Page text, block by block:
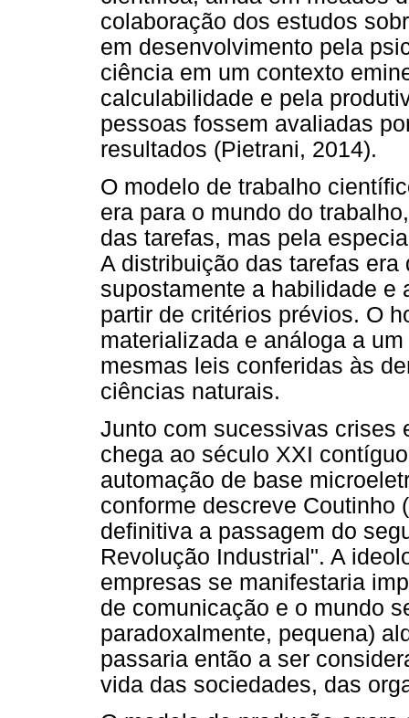
colaboração dos estudos
em desenvolvimento pela
ciência em um contexto
calculabilidade e pela
pessoas fossem avaliadas
resultados (Pietrani, 2014).
O modelo de trabalho
era para o mundo do
das tarefas, mas pela
A distribuição das tarefas
supostamente a habilidade e
partir de critérios prévios. O
materializada e análoga a
mesmas leis conferidas às
ciências naturais.
Junto com sucessivas crises
chega ao século XXI
automação de base
conforme descreve Coutinho
definitiva a passagem do
Revolução Industrial". A
empresas se manifestaria
de comunicação e o mundo
paradoxalmente, pequena)
passaria então a ser
vida das sociedades, das